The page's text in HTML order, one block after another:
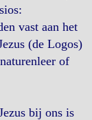
vast aan het
(de Logos)
of
bij ons is